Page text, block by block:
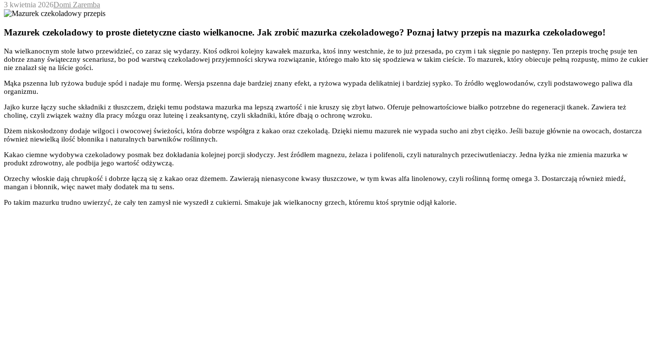
3 kwietnia 2026Domi Zaremba
Mazurek czekoladowy to proste dietetyczne ciasto wielkanocne. Jak zrobić mazurka czekoladowego? Poznaj łatwy przepis na mazurka czekoladowego!
Na wielkanocnym stole łatwo przewidzieć, co zaraz się wydarzy. Ktoś odkroi kolejny kawałek mazurka, ktoś inny westchnie, że to już przesada, po czym i tak sięgnie po następny. Ten przepis trochę psuje ten
dobrze znany świąteczny scenariusz, bo pod warstwą czekoladowej przyjemności skrywa rozwiązanie, którego mało kto się spodziewa w takim cieście. To mazurek, który obiecuje pełną rozpustę, mimo że cukier
nie znalazł się na liście gości.
Mąka pszenna lub ryżowa buduje spód i nadaje mu formę. Wersja pszenna daje bardziej znany efekt, a ryżowa wypada delikatniej i bardziej sypko. To źródło węglowodanów, czyli podstawowego paliwa dla
organizmu.
Jajko kurze łączy suche składniki z tłuszczem, dzięki temu podstawa mazurka ma lepszą zwartość i nie kruszy się zbyt łatwo. Oferuje pełnowartościowe białko potrzebne do regeneracji tkanek. Zawiera też
cholinę, czyli związek ważny dla pracy mózgu oraz luteinę i zeaksantynę, czyli składniki, które dbają o ochronę wzroku.
Dżem niskosłodzony dodaje wilgoci i owocowej świeżości, która dobrze współgra z kakao oraz czekoladą. Dzięki niemu mazurek nie wypada sucho ani zbyt ciężko. Jeśli bazuje głównie na owocach, dostarcza
również niewielką ilość błonnika i naturalnych barwników roślinnych.
Kakao ciemne wydobywa czekoladowy posmak bez dokładania kolejnej porcji słodyczy. Jest źródłem magnezu, żelaza i polifenoli, czyli naturalnych przeciwutleniaczy. Jedna łyżka nie zmienia mazurka w
produkt zdrowotny, ale podbija jego wartość odżywczą.
Orzechy włoskie dają chrupkość i dobrze łączą się z kakao oraz dżemem. Zawierają nienasycone kwasy tłuszczowe, w tym kwas alfa linolenowy, czyli roślinną formę omega 3. Dostarczają również miedź,
mangan i błonnik, więc nawet mały dodatek ma tu sens.
Po takim mazurku trudno uwierzyć, że cały ten zamysł nie wyszedł z cukierni. Smakuje jak wielkanocny grzech, któremu ktoś sprytnie odjął kalorie.